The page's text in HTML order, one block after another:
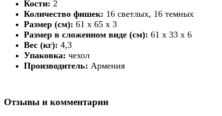
Кости: 2
Количество фишек: 16 светлых, 16 темных
Размер (см): 61 х 65 х 3
Размер в сложенном виде (см): 61 х 33 х 6
Вес (кг): 4,3
Упаковка: чехол
Производитель: Армения
Отзывы и комментарии